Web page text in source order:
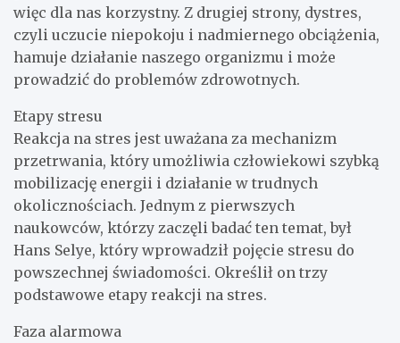
więc dla nas korzystny. Z drugiej strony, dystres,
czyli uczucie niepokoju i nadmiernego obciążenia,
hamuje działanie naszego organizmu i może
prowadzić do problemów zdrowotnych.
Etapy stresu
Reakcja na stres jest uważana za mechanizm
przetrwania, który umożliwia człowiekowi szybką
mobilizację energii i działanie w trudnych
okolicznościach. Jednym z pierwszych
naukowców, którzy zaczęli badać ten temat, był
Hans Selye, który wprowadził pojęcie stresu do
powszechnej świadomości. Określił on trzy
podstawowe etapy reakcji na stres.
Faza alarmowa